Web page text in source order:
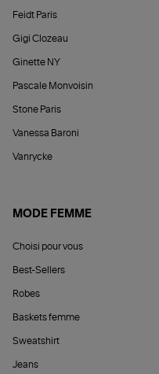
Feidt Paris
Gigi Clozeau
Ginette NY
Pascale Monvoisin
Stone Paris
Vanessa Baroni
Vanrycke
MODE FEMME
Choisi pour vous
Best-Sellers
Robes
Baskets femme
Sweatshirt
Jeans